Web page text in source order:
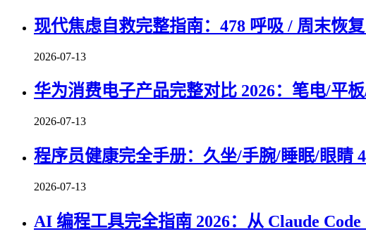
现代焦虑自救完整指南：478 呼吸 / 周末恢
2026-07-13
华为消费电子产品完整对比 2026：笔电/平
2026-07-13
程序员健康完全手册：久坐/手腕/睡眠/眼睛
2026-07-13
AI 编程工具完全指南 2026：从 Claude